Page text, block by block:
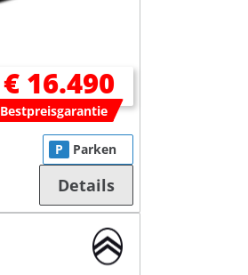
€ 16.490
Bestpreisgarantie
P Parken
Details